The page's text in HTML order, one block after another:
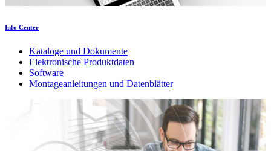
Info Center
Kataloge und Dokumente
Elektronische Produktdaten
Software
Montageanleitungen und Datenblätter